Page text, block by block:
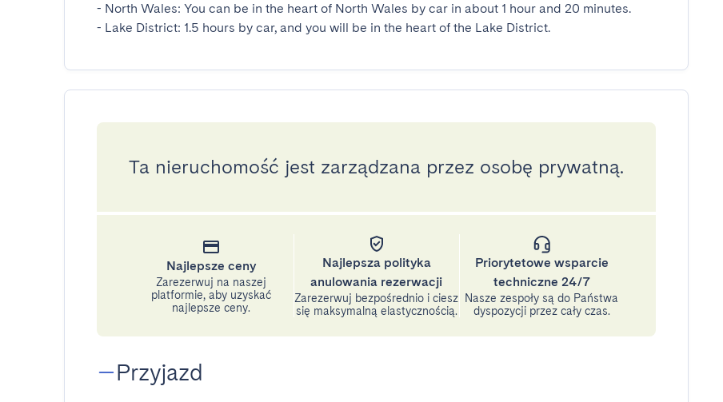
- North Wales: You can be in the heart of North Wales by car in about 1 hour and 20 minutes.
- Lake District: 1.5 hours by car, and you will be in the heart of the Lake District.
Ta nieruchomość jest zarządzana przez osobę prywatną.
Najlepsze ceny
Zarezerwuj na naszej
platformie, aby uzyskać
najlepsze ceny.
Najlepsza polityka
anulowania rezerwacji
Zarezerwuj bezpośrednio i ciesz
się maksymalną elastycznością.
Priorytetowe wsparcie
techniczne 24/7
Nasze zespoły są do Państwa
dyspozycji przez cały czas.
Przyjazd